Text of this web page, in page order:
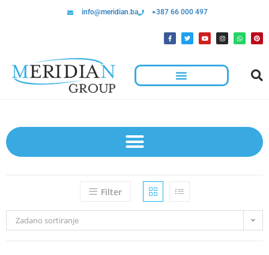
info@meridian.ba +387 66 000 497
Filter
Zadano sortiranje